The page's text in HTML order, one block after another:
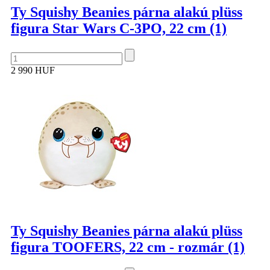
Ty Squishy Beanies párna alakú plüss
figura Star Wars C-3PO, 22 cm (1)
2 990 HUF
Ty Squishy Beanies párna alakú plüss
figura TOOFERS, 22 cm - rozmár (1)